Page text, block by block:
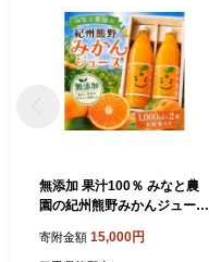
無添加 果汁100％ みなと農
園の紀州熊野みかんジュース
カンジュース みかん ミカン
寄附金額 15,000円